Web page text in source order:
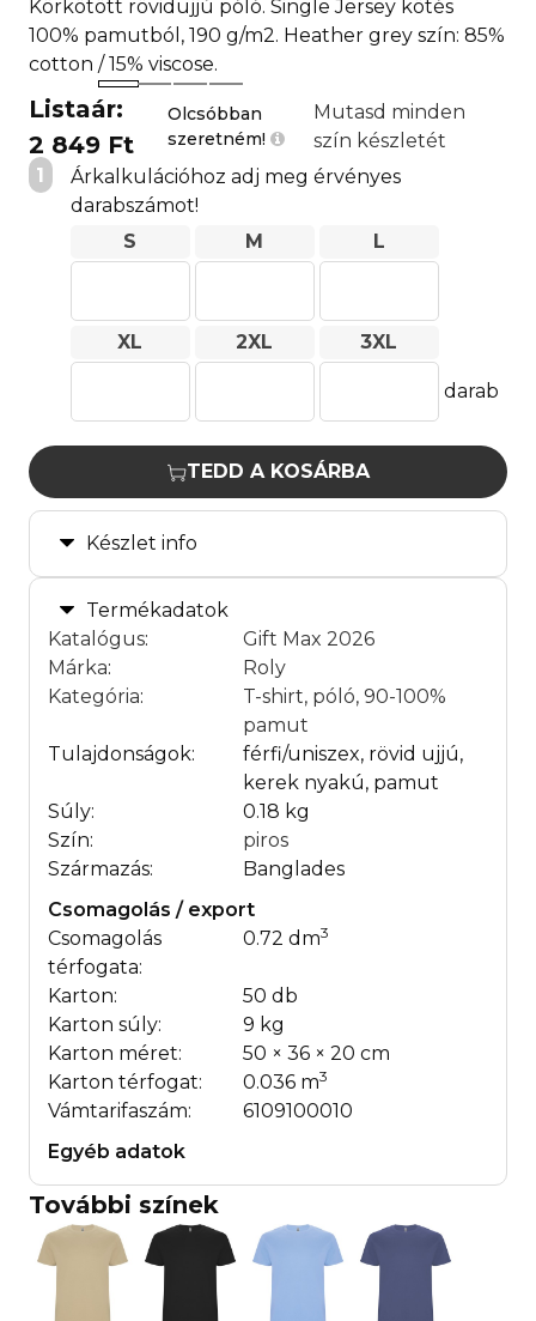
Körkötött rövidujjú póló. Single Jersey kötés
100% pamutból, 190 g/m2. Heather grey szín: 85%
cotton / 15% viscose.
Listaár:
2 849 Ft
Olcsóbban
szeretném!
Mutasd minden
szín készletét
1
Árkalkulációhoz adj meg érvényes
darabszámot!
S
M L
XL 2XL 3XL
darab
TEDD A KOSÁRBA
Készlet info
Termékadatok
Katalógus:
Gift Max 2026
Márka:
Roly
Kategória:
T-shirt, póló, 90-100%
pamut
Tulajdonságok:
férfi/uniszex, rövid ujjú,
kerek nyakú, pamut
Súly:
0.18 kg
Szín:
piros
Származás:
Banglades
Csomagolás / export
Csomagolás
térfogata:
0.72 dm3
Karton:
50 db
Karton súly:
9 kg
Karton méret:
50 × 36 × 20 cm
Karton térfogat:
0.036 m3
Vámtarifaszám:
6109100010
Egyéb adatok
További színek